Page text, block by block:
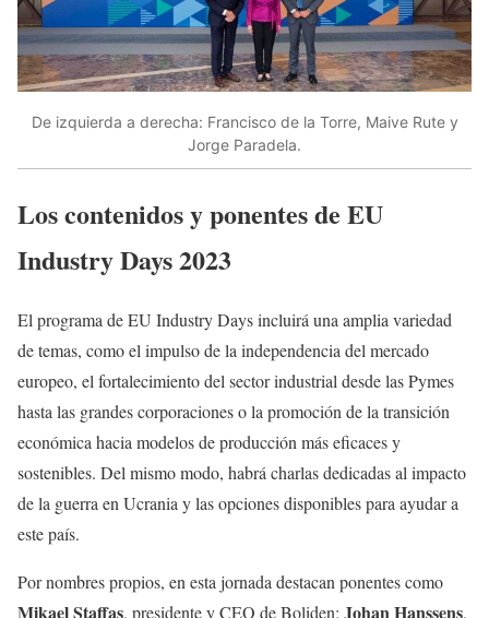
De izquierda a derecha: Francisco de la Torre, Maive Rute y
Jorge Paradela.
Los contenidos y ponentes de EU
Industry Days 2023
El programa de EU Industry Days incluirá una amplia variedad
de temas, como el impulso de la independencia del mercado
europeo, el fortalecimiento del sector industrial desde las Pymes
hasta las grandes corporaciones o la promoción de la transición
económica hacia modelos de producción más eficaces y
sostenibles. Del mismo modo, habrá charlas dedicadas al impacto
de la guerra en Ucrania y las opciones disponibles para ayudar a
este país.
Por nombres propios, en esta jornada destacan ponentes como
Mikael Staffas, presidente y CEO de Boliden; Johan Hanssens,